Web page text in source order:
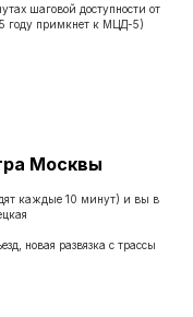
шаговой доступности от
году примкнет к МЦД-5)
Москвы
каждые 10 минут) и вы в
новая развязка с трассы